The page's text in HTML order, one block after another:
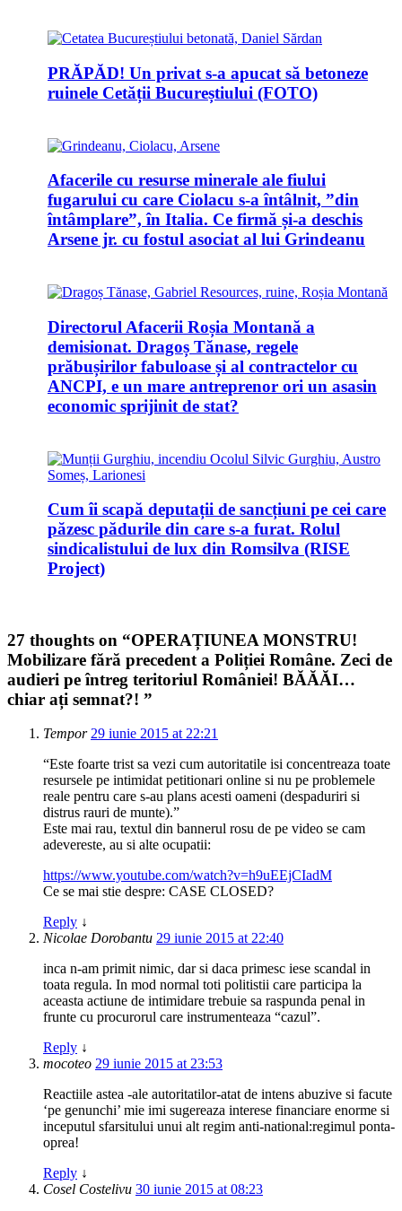
PRĂPĂD! Un privat s-a apucat să betoneze
ruinele Cetății Bucureștiului (FOTO)
Afacerile cu resurse minerale ale fiului
fugarului cu care Ciolacu s-a întâlnit, ”din
întâmplare”, în Italia. Ce firmă și-a deschis
Arsene jr. cu fostul asociat al lui Grindeanu
Directorul Afacerii Roșia Montană a
demisionat. Dragoș Tănase, regele
prăbușirilor fabuloase și al contractelor cu
ANCPI, e un mare antreprenor ori un asasin
economic sprijinit de stat?
Cum îi scapă deputații de sancțiuni pe cei care
păzesc pădurile din care s-a furat. Rolul
sindicalistului de lux din Romsilva (RISE
Project)
27 thoughts on “OPERAȚIUNEA MONSTRU!
Mobilizare fără precedent a Poliției Române. Zeci de
audieri pe întreg teritoriul României! BĂĂĂI…
chiar ați semnat?! ”
Tempor29 iunie 2015 at 22:21
“Este foarte trist sa vezi cum autoritatile isi concentreaza toate
resursele pe intimidat petitionari online si nu pe problemele
reale pentru care s-au plans acesti oameni (despaduriri si
distrus rauri de munte).”
Este mai rau, textul din bannerul rosu de pe video se cam
adevereste, au si alte ocupatii:
https://www.youtube.com/watch?v=h9uEEjCIadM
Ce se mai stie despre: CASE CLOSED?
Reply ↓
Nicolae Dorobantu 29 iunie 2015 at 22:40
inca n-am primit nimic, dar si daca primesc iese scandal in
toata regula. In mod normal toti politistii care participa la
aceasta actiune de intimidare trebuie sa raspunda penal in
frunte cu procurorul care instrumenteaza “cazul”.
Reply ↓
mocoteo 29 iunie 2015 at 23:53
Reactiile astea -ale autoritatilor-atat de intens abuzive si facute
‘pe genunchi’ mie imi sugereaza interese financiare enorme si
inceputul sfarsitului unui alt regim anti-national:regimul ponta-
oprea!
Reply ↓
Cosel Costelivu 30 iunie 2015 at 08:23